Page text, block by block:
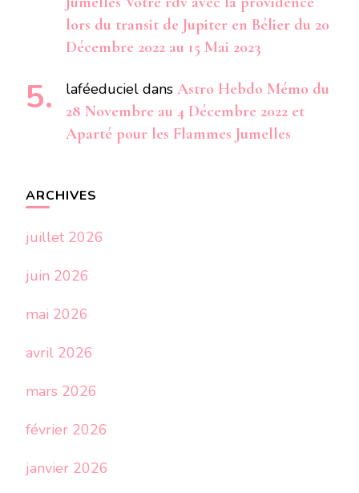
lors du transit de Jupiter en Bélier du 20
Décembre 2022 au 15 Mai 2023
laféeduciel dans Astro Hebdo Mémo du
28 Novembre au 4 Décembre 2022 et
Aparté pour les Flammes Jumelles
ARCHIVES
juillet 2026
juin 2026
mai 2026
avril 2026
mars 2026
février 2026
janvier 2026